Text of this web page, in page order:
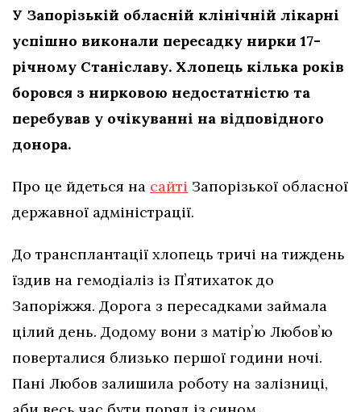
У Запорізькій обласній клінічній лікарні
успішно виконали пересадку нирки 17-
річному Станіславу. Хлопець кілька років
боровся з нирковою недостатністю та
перебував у очікуванні на відповідного
донора.
Про це йдеться на сайті Запорізької обласної
державної адміністрації.
До трансплантації хлопець тричі на тиждень
їздив на гемодіаліз із Пʼятихаток до
Запоріжжя. Дорога з пересадками займала
цілий день. Додому вони з матірʼю Любовʼю
поверталися близько першої години ночі.
Пані Любов залишила роботу на залізниці,